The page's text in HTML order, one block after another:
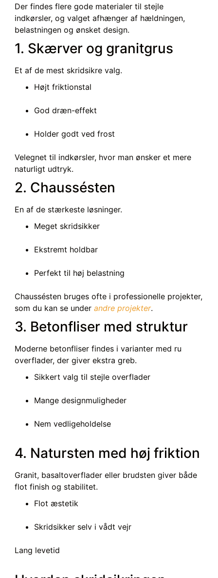
Der findes flere gode materialer til stejle
indkørsler, og valget afhænger af hældningen,
belastningen og ønsket design.
1. Skærver og granitgrus
Et af de mest skridsikre valg.
Højt friktionstal
God dræn-effekt
Holder godt ved frost
Velegnet til indkørsler, hvor man ønsker et mere
naturligt udtryk.
2. Chaussésten
En af de stærkeste løsninger.
Meget skridsikker
Ekstremt holdbar
Perfekt til høj belastning
Chaussésten bruges ofte i professionelle projekter,
som du kan se under andre projekter.
3. Betonfliser med struktur
Moderne betonfliser findes i varianter med ru
overflader, der giver ekstra greb.
Sikkert valg til stejle overflader
Mange designmuligheder
Nem vedligeholdelse
4. Natursten med høj friktion
Granit, basaltoverflader eller brudsten giver både
flot finish og stabilitet.
Flot æstetik
Skridsikker selv i vådt vejr
Lang levetid